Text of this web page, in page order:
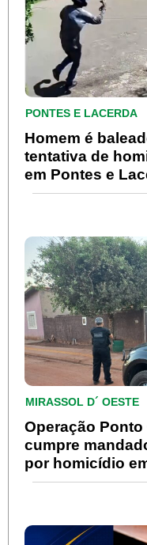
PONTES E LACERDA
Homem é
tentativa de
em Pontes e
MIRASSOL D´ OESTE
Operação Ponto
cumpre
por homicídio